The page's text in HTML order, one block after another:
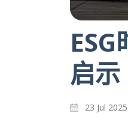
启示
23 Jul 2025